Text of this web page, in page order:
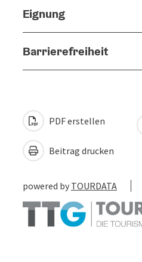
Eignung
Barrierefreiheit
PDF erstellen
Beitrag drucken
powered by TOURDATA